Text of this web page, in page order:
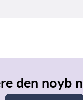
den noyb